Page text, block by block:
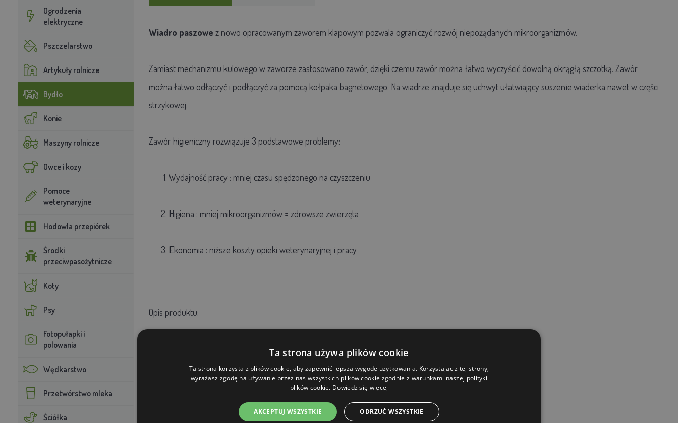
Ogrodzenia
elektryczne
Pszczelarstwo
Artykuły rolnicze
Bydło
Konie
Maszyny rolnicze
Owce i kozy
Pomoce
weterynaryjne
Hodowla przepiórek
Środki
przeciwpasożytnicze
Koty
Psy
Fotopułapki i
polowania
Wędkarstwo
Przetwórstwo mleka
Ściółka
Wiadro paszowe z nowo opracowanym zaworem klapowym pozwala ograniczyć rozwój niepożądanych mikroorganizmów.
Zamiast mechanizmu kulowego w zaworze zastosowano zawór, dzięki czemu zawór można łatwo wyczyścić dowolną okrągłą szczotką. Zawór
można łatwo odłączyć i podłączyć za pomocą kołpaka bagnetowego. Na wiadrze znajduje się uchwyt ułatwiający suszenie wiaderka nawet w części
strzykowej.
Zawór higieniczny rozwiązuje 3 podstawowe problemy:
Wydajność pracy : mniej czasu spędzonego na czyszczeniu
Higiena : mniej mikroorganizmów = zdrowsze zwierzęta
Ekonomia : niższe koszty opieki weterynaryjnej i pracy
Opis produktu:
kwasoodporny
Ta strona używa plików cookie
Ta strona korzysta z plików cookie, aby zapewnić lepszą wygodę użytkowania. Korzystając z tej strony,
wyrażasz zgodę na używanie przez nas wszystkich plików cookie zgodnie z warunkami naszej polityki
plików cookie. Dowiedz się więcej
AKCEPTUJ WSZYSTKIE ODRZUĆ WSZYSTKIE